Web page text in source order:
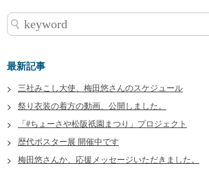
最新記事
三社みこし大使、梅田悠さんのスケジュール
祭り衣装の着方の動画、公開しました。
「#ちょーさや松阪祇園まつり」プロジェクト
歴代ポスター展 開催中です
梅田悠さんか、応援メッセージいただきました。